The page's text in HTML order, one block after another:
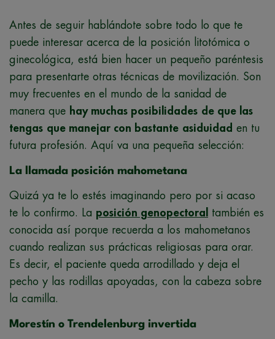
Antes de seguir hablándote sobre todo lo que te
puede interesar acerca de la posición litotómica o
ginecológica, está bien hacer un pequeño paréntesis
para presentarte otras técnicas de movilización. Son
muy frecuentes en el mundo de la sanidad de
manera que hay muchas posibilidades de que las
tengas que manejar con bastante asiduidad en tu
futura profesión. Aquí va una pequeña selección:
La llamada posición mahometana
Quizá ya te lo estés imaginando pero por si acaso
te lo confirmo. La posición genopectoral
también es
conocida así porque recuerda a los mahometanos
cuando realizan sus prácticas religiosas para orar.
Es decir, el paciente queda arrodillado y deja el
pecho y las rodillas apoyadas, con la cabeza sobre
la camilla.
Morestín o Trendelenburg invertida